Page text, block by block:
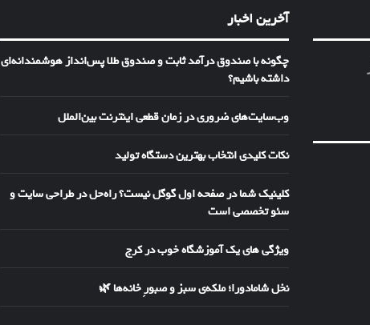
آخرین اخبار
چگونه با صندوق درآمد ثابت و صندوق طلا پس‌انداز هوشمندانه‌ای
داشته باشیم؟
وب‌سایت‌های ضروری در زمان قطعی اینترنت بین‌الملل
نکات کلیدی انتخاب بهترین دستگاه تولید
کلینیک شما در صفحه اول گوگل نیست؟ راه‌حل در طراحی سایت و
سئو تخصصی است
ویژگی های یک آموزشگاه خوب در کرج
نخل شامادورا؛ ملکه‌ی سبز و صبورِ خانه‌ها 🌿